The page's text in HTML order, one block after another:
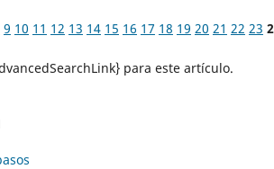
9 10 11 12 13 14 15 16 17 18 19 20 21 22 23
para este artículo.